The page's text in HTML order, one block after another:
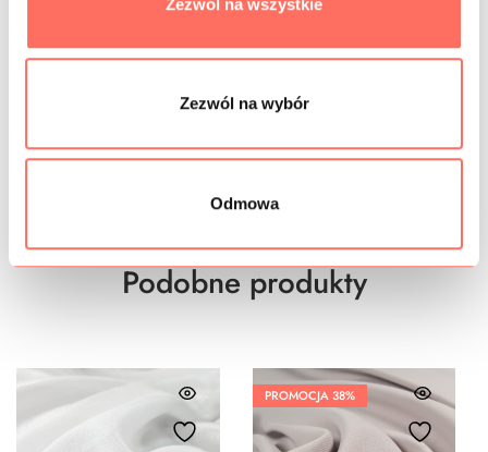
Zezwól na wybór
Odmowa
PRÓBKI TKANIN
BEZPIECZEŃSTWO
Podobne produkty
PROMOCJA38%